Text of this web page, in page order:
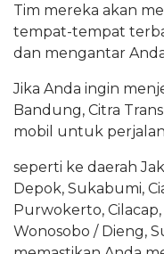
Tim mereka akan
tempat-tempat
dan mengantar
Jika Anda ingin
Bandung, Citra
mobil untuk
seperti ke daerah
Depok, Sukabumi,
Purwokerto,
Wonosobo / Dieng,